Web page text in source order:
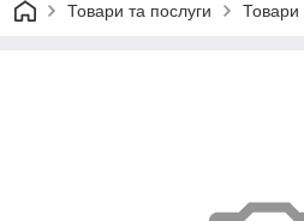
Товари та послуги Товари